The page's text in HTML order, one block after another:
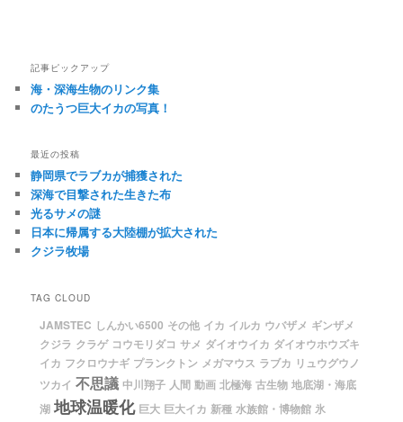
記事ピックアップ
海・深海生物のリンク集
のたうつ巨大イカの写真！
最近の投稿
静岡県でラブカが捕獲された
深海で目撃された生きた布
光るサメの謎
日本に帰属する大陸棚が拡大された
クジラ牧場
TAG CLOUD
JAMSTEC しんかい6500 その他 イカ イルカ ウバザメ ギンザメ
クジラ クラゲ コウモリダコ サメ ダイオウイカ ダイオウホウズキ
イカ フクロウナギ プランクトン メガマウス ラブカ リュウグウノ
ツカイ 不思議 中川翔子 人間 動画 北極海 古生物 地底湖・海底
湖 地球温暖化 巨大 巨大イカ 新種 水族館・博物館 氷